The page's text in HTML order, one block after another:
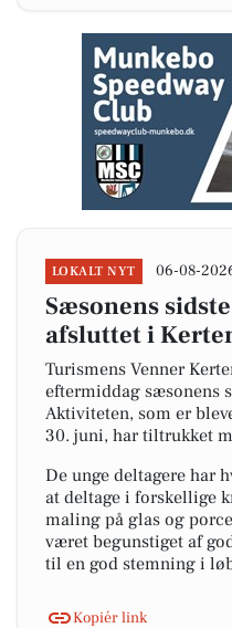
LOKALT NYT 06-08-
Sæsonens
afsluttet i
Turismens Venner
eftermiddag sæsonens
Aktiviteten, som er
30. juni, har tiltrukket
De unge deltagere har
at deltage i forskellige
maling på glas og
været begunstiget af
til en god stemning i
Kopiér link